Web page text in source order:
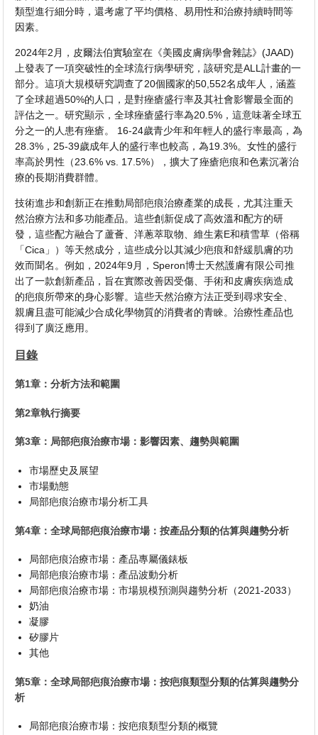
類型進行細分時，還考慮了平均價格、易用性和治療持續時間等
因素。
2024年2月，皮爾法伯實驗室在《美國皮膚病學會雜誌》(JAAD)
上發表了一項突破性的全球流行病學研究，該研究是ALL計畫的一
部分。這項大規模研究調查了20個國家的50,552名成年人，涵蓋
了全球超過50%的人口，是對痤瘡盛行率及其社會影響最全面的
評估之一。研究顯示，全球痤瘡盛行率為20.5%，這意味著全球五
分之一的人患有痤瘡。 16-24歲青少年和年輕人的盛行率最高，為
28.3%，25-39歲成年人的盛行率也較高，為19.3%。女性的盛行
率高於男性（23.6% vs. 17.5%），擴大了痤瘡疤痕和色素沉著治
療的長期消費群體。
技術進步和創新正在推動局部疤痕治療產業的成長，尤其注重天
然治療方法和多功能產品。這些創新促成了高效溫和配方的研
發，這些配方融合了蘆薈、洋蔥萃取物、維生素E和積雪草（俗稱
「Cica」）等天然成分，這些成分以其減少疤痕和舒緩肌膚的功
效而聞名。例如，2024年9月，Speron博士天然護膚有限公司推
出了一款創新產品，旨在實際改善因受傷、手術和皮膚疾病造成
的疤痕所帶來的身心影響。這些天然治療方法正受到尋求安全、
親膚且盡可能減少合成化學物質的消費者的青睞。治療性產品也
得到了廣泛應用。
目錄
第1章：分析方法和範圍
第2章執行摘要
第3章：局部疤痕治療市場：影響因素、趨勢與範圍
市場歷史及展望
市場動態
局部疤痕治療市場分析工具
第4章：全球局部疤痕治療市場：按產品分類的估算與趨勢分析
局部疤痕治療市場：產品專屬儀錶板
局部疤痕治療市場：產品波動分析
局部疤痕治療市場：市場規模預測與趨勢分析（2021-2033）
奶油
凝膠
矽膠片
其他
第5章：全球局部疤痕治療市場：按疤痕類型分類的估算與趨勢分
析
局部疤痕治療市場：按疤痕類型分類的概覽